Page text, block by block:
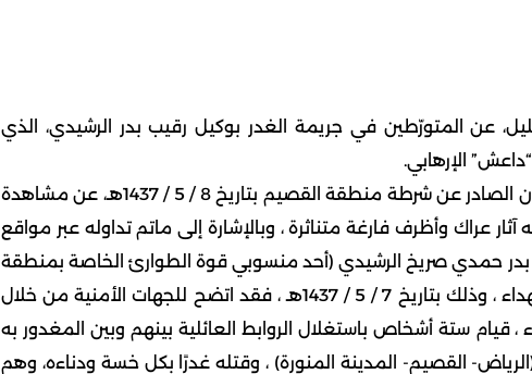
عن المتورّطين في جريمة الغدر بوكيل رقيب بدر الرشيدي، الذي
الإرهابي.
صرح المتحدث الأمني لوزارة الداخلية بأنه إلحاقاً للبيان الصادر عن شرطة منطقة القصيم بتاريخ 8 / 5 / 1437هـ، عن مشاهدة
عراك وأظرف فارغة متناثرة ، وبالإشارة إلى ماتم تداوله عبر مواقع
/ بدر حمدي صريخ الرشيدي (أحد منسوبي قوة الطوارئ الخاصة بمنطقة
القصيم ) تغمده الله بواسع رحمته وتقبله في الشهداء ، وذلك بتاريخ 7 / 5 / 1437هـ ، فقد اتضح للجهات الأمنية من خلال
قيام ستة أشخاص باستغلال الروابط العائلية بينهم وبين المغدور به
القصيم- المدينة المنورة) ، وقتله غدرًا بكل خسة ودناءه، وهم